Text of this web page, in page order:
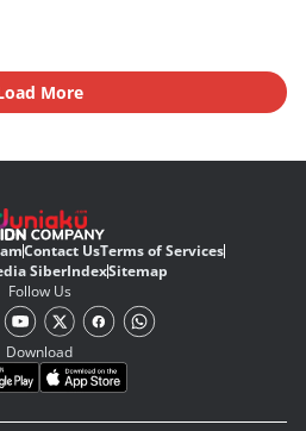
More
Contact UsTerms of Services
SiberIndexSitemap
Follow Us
Download